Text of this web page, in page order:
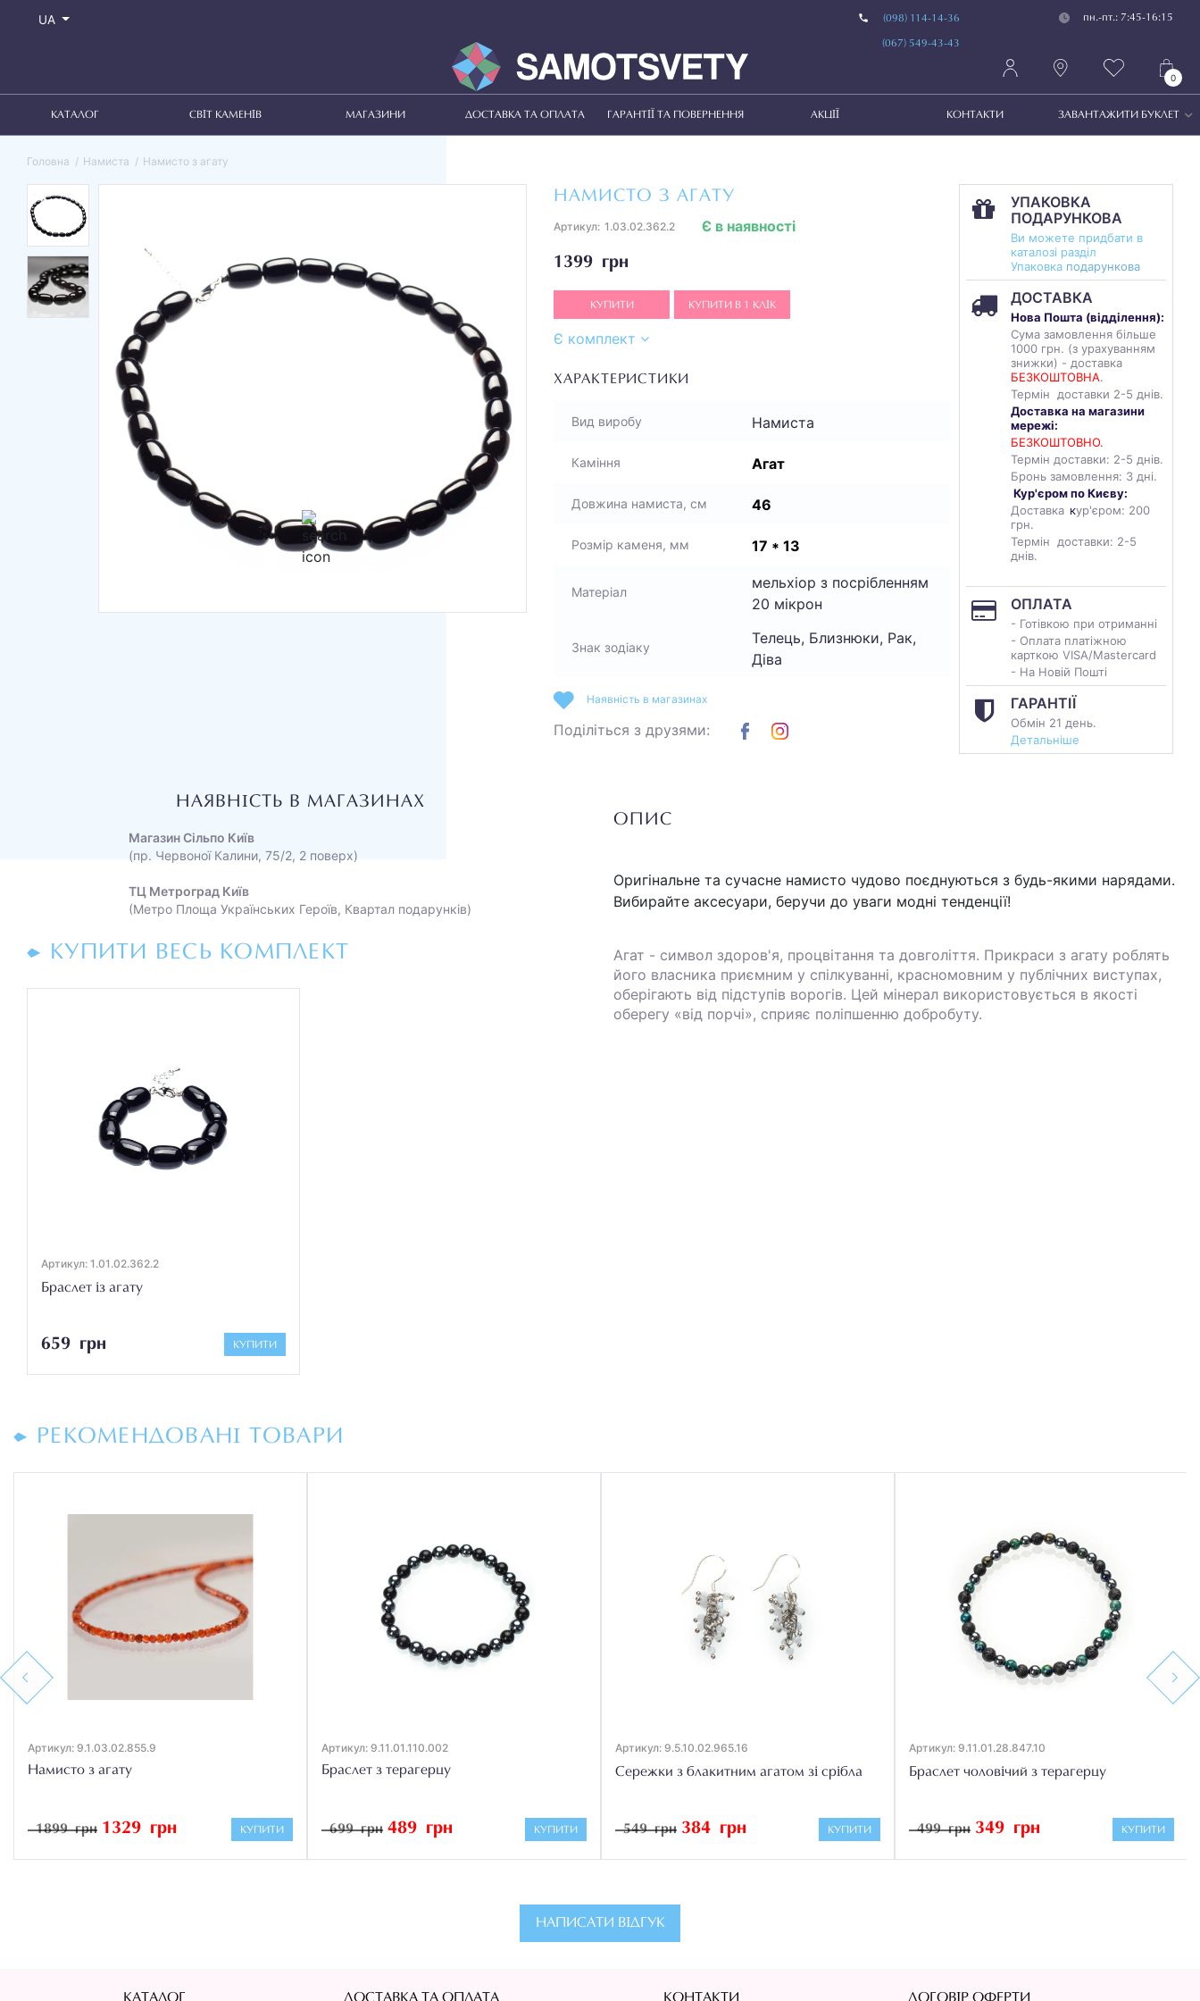
UA (098) 114-14-36
(067) 549-43-43
пн.-пт.: 7:45-16:15
0
КАТАЛОГ СВІТ КАМЕНІВ МАГАЗИНИ ДОСТАВКА ТА ОПЛАТА ГАРАНТІЇ ТА ПОВЕРНЕННЯ АКЦІЇ КОНТАКТИ ЗАВАНТАЖИТИ БУКЛЕТ
Головна Намиста Намисто з агату
НАМИСТО З АГАТУ
Артикул: 1.03.02.362.2
1399 грн
Є в наявності
КУПИТИ КУПИТИ В 1 КЛІК
Є комплект
ХАРАКТЕРИСТИКИ
Вид виробу Намиста
Каміння Агат
Довжина намиста, см 46
Розмір каменя, мм 17 * 13
Матеріал
мельхіор з посрібленням
20 мікрон
Знак зодіаку
Телець, Близнюки, Рак,
Діва
УПАКОВКА
ПОДАРУНКОВА
Ви можете придбати в
каталозі разділ
Упаковка подарункова
ДОСТАВКА
Нова Пошта (відділення):
Сума замовлення більше
1000 грн. (з урахуванням
знижки) - доставка
БЕЗКОШТОВНА.
Термін доставки 2-5 днів.
Доставка на магазини
мережі:
БЕЗКОШТОВНО.
Термін доставки: 2-5 днів.
Бронь замовлення: 3 дні.
Кур'єром по Києву:
Доставка кур'єром: 200
грн.
Термін доставки: 2-5
днів.
ОПЛАТА
- Готівкою при отриманні
- Оплата платіжною
карткою VISA/Mastercard
- На Новій Пошті
ГАРАНТІЇ
Обмін 21 день.
Детальніше
Наявність в магазинах
Поділіться з друзями:
НАЯВНІСТЬ В МАГАЗИНАХ
Магазин Сільпо Київ
(пр. Червоної Калини, 75/2, 2 поверх)
ТЦ Метроград Київ
(Метро Площа Українських Героїв, Квартал подарунків)
КУПИТИ ВЕСЬ КОМПЛЕКТ
Артикул: 1.01.02.362.2
Браслет із агату
659 грн КУПИТИ
ОПИС
Оригінальне та сучасне намисто чудово поєднуються з будь-якими нарядами.
Вибирайте аксесуари, беручи до уваги модні тенденції!
Агат - символ здоров'я, процвітання та довголіття. Прикраси з агату роблять
його власника приємним у спілкуванні, красномовним у публічних виступах,
оберігають від підступів ворогів. Цей мінерал використовується в якості
оберегу «від порчі», сприяє поліпшенню добробуту.
РЕКОМЕНДОВАНІ ТОВАРИ
Previous
Артикул: 9.1.03.02.855.9
Намисто з агату
1899 грн 1329 грн КУПИТИ
Артикул: 9.11.01.110.002
Браслет з терагерцу
699 грн 489 грн КУПИТИ
Артикул: 9.5.10.02.965.16
Сережки з блакитним агатом зі срібла
549 грн 384 грн КУПИТИ
Артикул: 9.11.01.28.847.10
Браслет чоловічий з терагерцу
499 грн 349 грн КУПИТИ
Next
НАПИСАТИ ВІДГУК